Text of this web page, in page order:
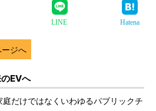
LINE Hatena
ジへ
EVへ
だけではなくいわゆるパブリックチ